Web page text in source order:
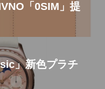
「0SIM」提
」新色プラチ